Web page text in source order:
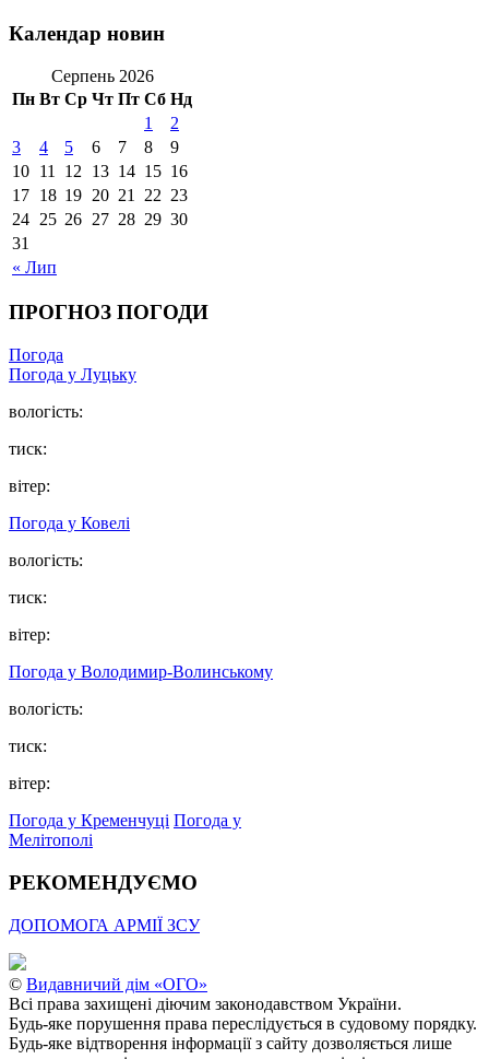
Календар новин
Серпень 2026
Пн Вт Ср Чт Пт Сб Нд
« Лип
1
2
3
4 5 6 7 8
9
10 11 12 13 14 15 16
17 18 19 20 21 22 23
24 25 26 27 28 29 30
31
ПРОГНОЗ ПОГОДИ
Погода
Погода у Луцьку
вологість:
тиск:
вітер:
Погода у Ковелі
вологість:
тиск:
вітер:
Погода у Володимир-Волинському
вологість:
тиск:
вітер:
Погода у Кременчуці Погода у
Мелітополі
РЕКОМЕНДУЄМО
ДОПОМОГА АРМІЇ ЗСУ
© Видавничий дім «ОГО»
Всі права захищені діючим законодавством України.
Будь-яке порушення права переслідується в судовому порядку.
Будь-яке відтворення інформації з сайту дозволяється лише